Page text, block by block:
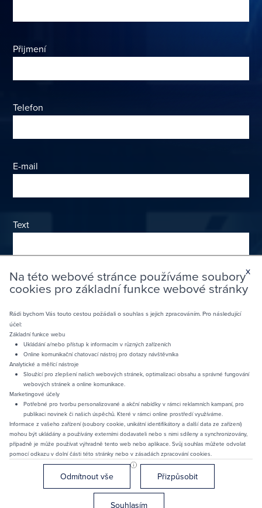
Přijmení
Telefon
E-mail
Text
ODESLAT
Souhlasím se zpracováním uvedených osobních údajů
v souladu s Obecnou směrnicí o ochraně osobních
údajů. Správcem údajů je společnost anji s.r.o. IČ:
02030357
Souhlasím se zasíláním akčních nabídek
Objednat
x
Na této webové stránce používáme soubory
cookies pro základní funkce webové stránky
Rádi bychom Vás touto cestou požádali o souhlas s jejich zpracováním. Pro následující
účel:
Základní funkce webu
Ukládání a/nebo přístup k informacím v různých zařízeních
Online komunikační chatovací nástroj pro dotazy návštěvníka
Analytické a měřící nástroje
Sloužící pro zlepšení našich webových stránek, optimalizaci obsahu a správné fungování
webových stránek a online komunikace.
Marketingové účely
Potřebné pro tvorbu personalizované a akční nabídky v rámci reklamních kampaní, pro
publikaci novinek či našich úspěchů. Které v rámci online prostředí využíváme.
Informace z vašeho zařízení (soubory cookie, unikátní identifikátory a další data ze zařízení)
mohou být ukládány a používány externími dodavateli nebo s nimi sdíleny a synchronizovány,
případně je může používat výhradně tento web nebo aplikace. Svůj souhlas můžete odvolat
pomocí odkazu v dolní části této stránky nebo v zásadách zpracování cookies.
Odmítnout vše Přizpůsobit
Souhlasím